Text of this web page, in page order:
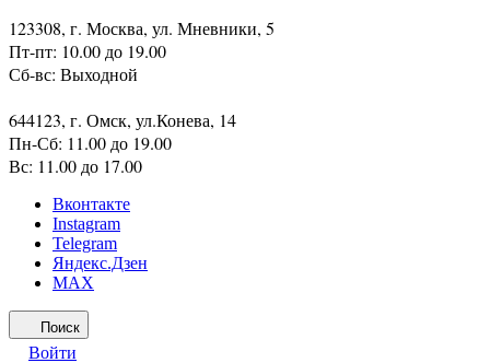
123308, г. Москва, ул. Мневники, 5
Пт-пт: 10.00 до 19.00
Сб-вс: Выходной
644123, г. Омск, ул.Конева, 14
Пн-Сб: 11.00 до 19.00
Вс: 11.00 до 17.00
Вконтакте
Instagram
Telegram
Яндекс.Дзен
MAX
Поиск
Войти